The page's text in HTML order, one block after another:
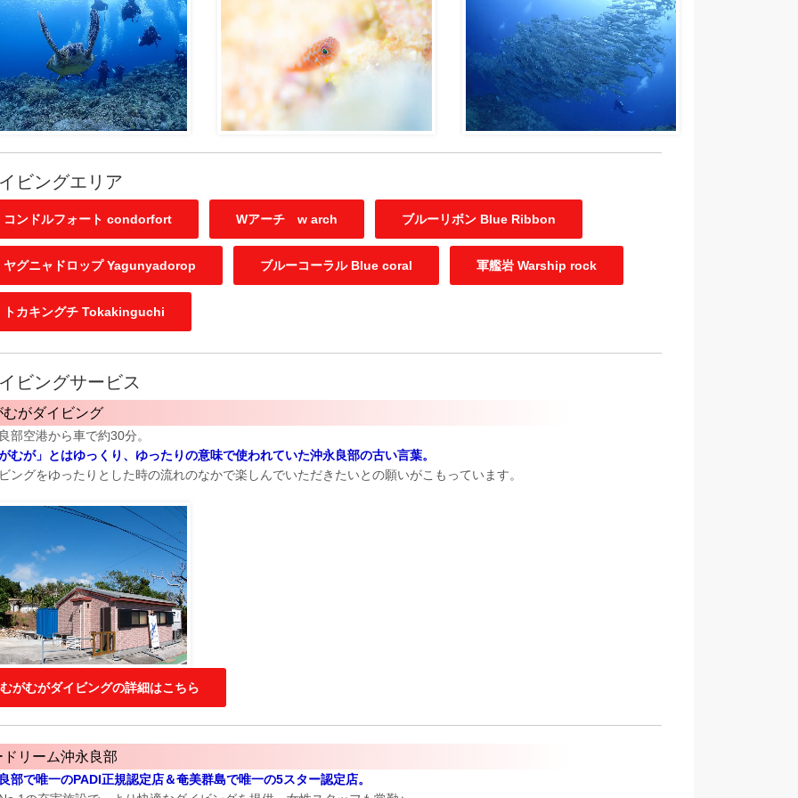
ビングエリア
コンドルフォート condorfort Wアーチ w arch ブルーリボン Blue Ribbon
ヤグニャドロップ Yagunyadorop ブルーコーラル Blue coral 軍艦岩 Warship rock
トカキングチ Tokakinguchi
ビングサービス
むがダイビング
部空港から車で約30分。
むが」とはゆっくり、ゆったりの意味で使われていた沖永良部の古い言葉。
ングをゆったりとした時の流れのなかで楽しんでいただきたいとの願いがこもっています。
むがむがダイビングの詳細はこちら
ドリーム沖永良部
部で唯一のPADI正規認定店＆奄美群島で唯一の5スター認定店。